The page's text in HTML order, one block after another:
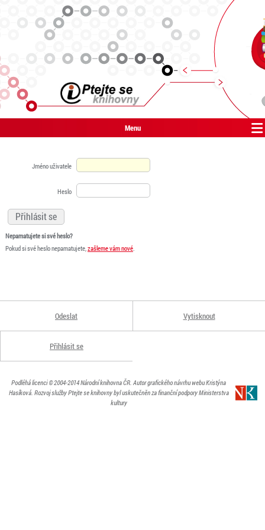
Menu
Jméno uživatele
Heslo
Nepamatujete si své heslo?
Pokud si své heslo nepamatujete,zašleme vám nové.
Odeslat Vytisknout
Přihlásit se
Podléhá licenci© 2004-2014Národní knihovna ČR. Autor grafického návrhu webu Kristýna
Hasíková. Rozvoj služby Ptejte se knihovny byl uskutečněn za finanční podpory Ministerstva
kultury